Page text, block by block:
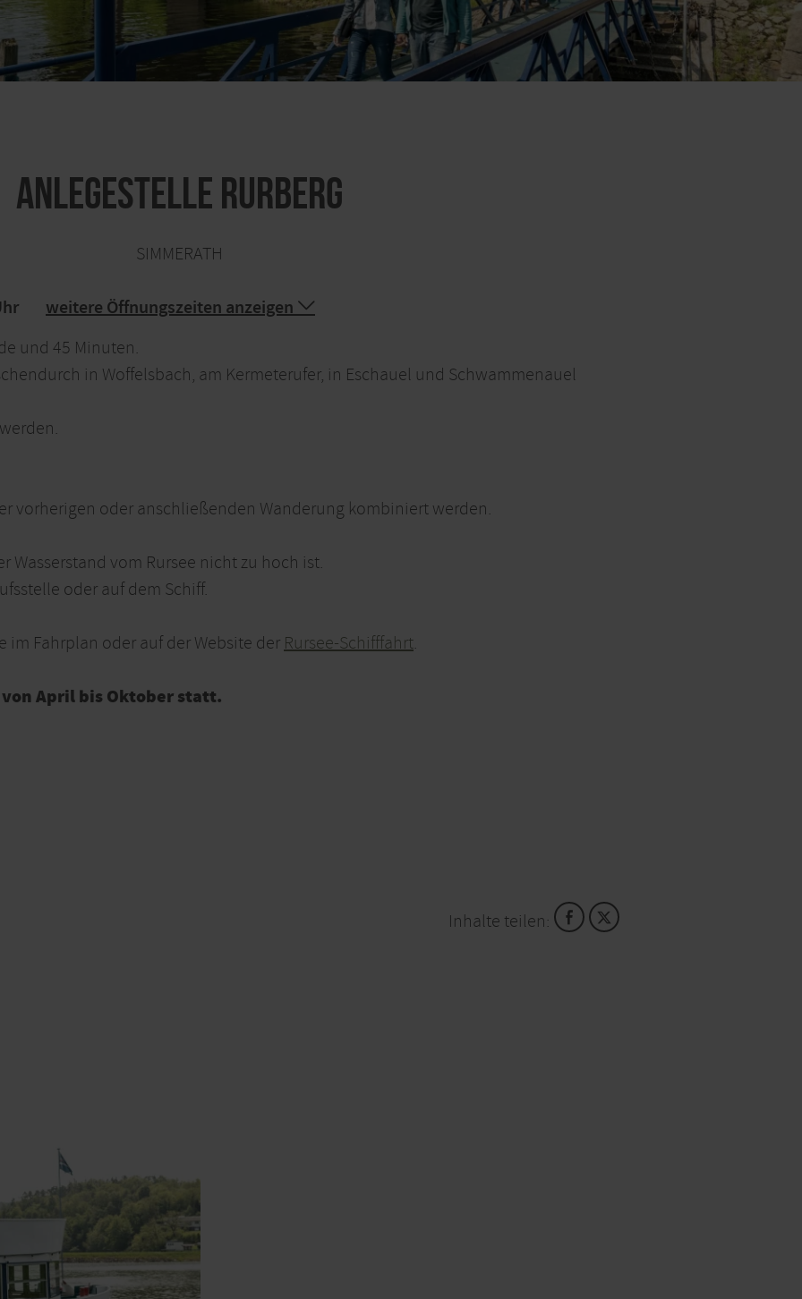
Anlegestelle Rurberg
SIMMERATH
weitere Öffnungszeiten anzeigen
und 45 Minuten.
in Woffelsbach, am Kermeterufer, in Eschauel und Schwammenauel
vorherigen oder anschließenden Wanderung kombiniert werden.
Wasserstand vom Rursee nicht zu hoch ist.
oder auf dem Schiff.
im Fahrplan oder auf der Website der Rursee-Schifffahrt.
April bis Oktober statt.
Inhalte teilen: